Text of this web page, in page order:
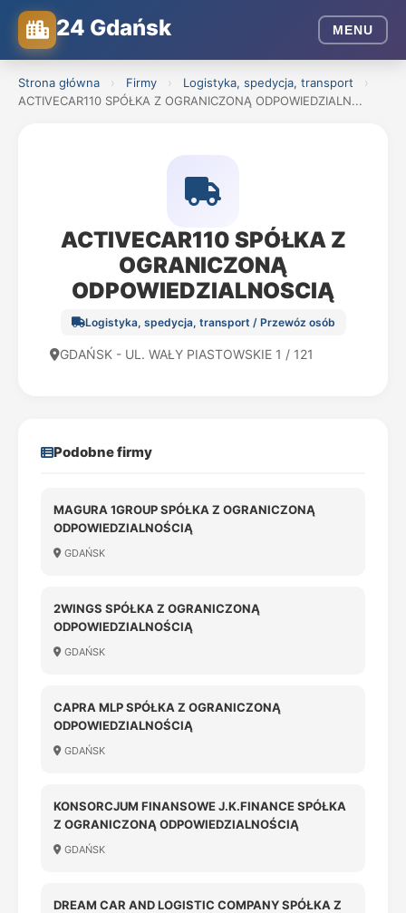
24 Gdańsk MENU
Strona główna › Firmy › Logistyka, spedycja, transport
›
ACTIVECAR110 SPÓŁKA Z OGRANICZONĄ ODPOWIEDZIALN...
ACTIVECAR110 SPÓŁKA Z
OGRANICZONĄ
ODPOWIEDZIALNOSCIĄ
Logistyka, spedycja, transport / Przewóz osób
GDAŃSK - UL. WAŁY PIASTOWSKIE 1 / 121
Podobne firmy
MAGURA 1GROUP SPÓŁKA Z OGRANICZONĄ
ODPOWIEDZIALNOŚCIĄ
GDAŃSK
2WINGS SPÓŁKA Z OGRANICZONĄ
ODPOWIEDZIALNOŚCIĄ
GDAŃSK
CAPRA MLP SPÓŁKA Z OGRANICZONĄ
ODPOWIEDZIALNOŚCIĄ
GDAŃSK
KONSORCJUM FINANSOWE J.K.FINANCE SPÓŁKA
Z OGRANICZONĄ ODPOWIEDZIALNOŚCIĄ
GDAŃSK
DREAM CAR AND LOGISTIC COMPANY SPÓŁKA Z